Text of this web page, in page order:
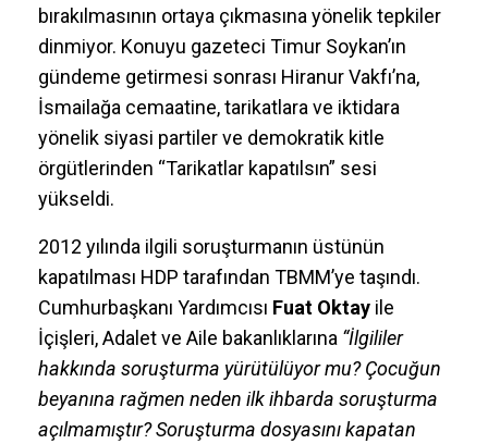
bırakılmasının ortaya çıkmasına yönelik tepkiler
dinmiyor. Konuyu gazeteci Timur Soykan’ın
gündeme getirmesi sonrası Hiranur Vakfı’na,
İsmailağa cemaatine, tarikatlara ve iktidara
yönelik siyasi partiler ve demokratik kitle
örgütlerinden “Tarikatlar kapatılsın” sesi
yükseldi.
2012 yılında ilgili soruşturmanın üstünün
kapatılması HDP tarafından TBMM’ye taşındı.
Cumhurbaşkanı Yardımcısı Fuat Oktay ile
İçişleri, Adalet ve Aile bakanlıklarına “İlgililer
hakkında soruşturma yürütülüyor mu? Çocuğun
beyanına rağmen neden ilk ihbarda soruşturma
açılmamıştır? Soruşturma dosyasını kapatan